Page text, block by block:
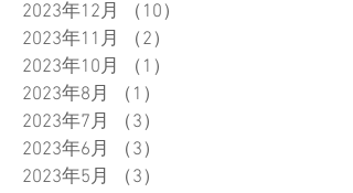
2023年12月
（10）
2023年11月
（2）
2023年10月
（1）
2023年8月
（1）
2023年7月
（3）
2023年6月
（3）
2023年5月
（3）